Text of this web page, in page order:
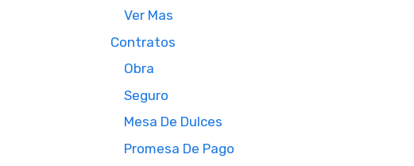
Ver Mas
Contratos
Obra
Seguro
Mesa De Dulces
Promesa De Pago